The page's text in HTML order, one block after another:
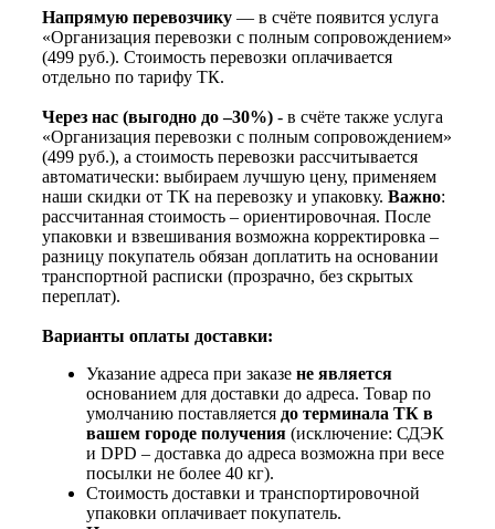
Напрямую перевозчику — в счёте появится услуга
«Организация перевозки с полным сопровождением»
(499 руб.). Стоимость перевозки оплачивается
отдельно по тарифу ТК.
Через нас (выгодно до –30%) - в счёте также услуга
«Организация перевозки с полным сопровождением»
(499 руб.), а стоимость перевозки рассчитывается
автоматически: выбираем лучшую цену, применяем
наши скидки от ТК на перевозку и упаковку. Важно:
рассчитанная стоимость – ориентировочная. После
упаковки и взвешивания возможна корректировка –
разницу покупатель обязан доплатить на основании
транспортной расписки (прозрачно, без скрытых
переплат).
Варианты оплаты доставки:
Указание адреса при заказе не является
основанием для доставки до адреса. Товар по
умолчанию поставляется до терминала ТК в
вашем городе получения (исключение: СДЭК
и DPD – доставка до адреса возможна при весе
посылки не более 40 кг).
Стоимость доставки и транспортировочной
упаковки оплачивает покупатель.